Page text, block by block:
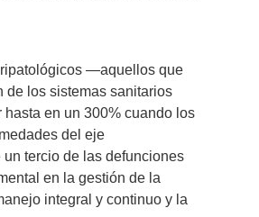
—aquellos que
los sistemas sanitarios
en un 300% cuando los
del eje
tercio de las defunciones
en la gestión de la
integral y continuo y la